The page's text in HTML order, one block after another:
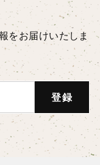
をお届けいたしま
登録